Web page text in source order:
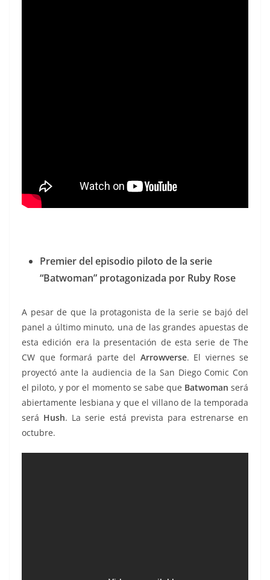
Premier del episodio piloto de la serie
“Batwoman” protagonizada por Ruby Rose
A pesar de que la protagonista de la serie se bajó del
panel a último minuto, una de las grandes apuestas de
esta edición era la presentación de esta serie de The
CW que formará parte del Arrowverse. El viernes se
proyectó ante la audiencia de la San Diego Comic Con
el piloto, y por el momento se sabe que Batwoman será
abiertamente lesbiana y que el villano de la temporada
será Hush. La serie está prevista para estrenarse en
octubre.